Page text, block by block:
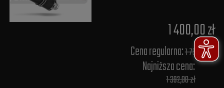
1 400,00 zł
Cena regularna:1 750,00 zł
Najniższa cena:
1 392,00 zł